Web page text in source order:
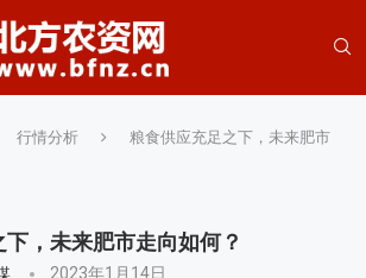
行情分析
粮食供应充足之下，未来肥市
，未来肥市走向如何？
2023年1月14日